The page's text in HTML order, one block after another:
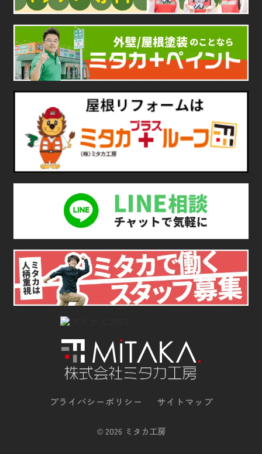
プライバシーポリシー サイトマップ
©2026 ミタカ工房